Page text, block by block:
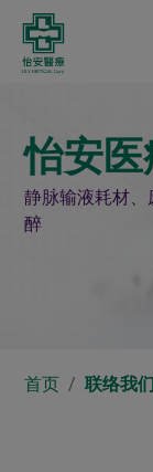
怡安医
静脉输液耗材
醉
首页 联络我们
Cookie管理面板